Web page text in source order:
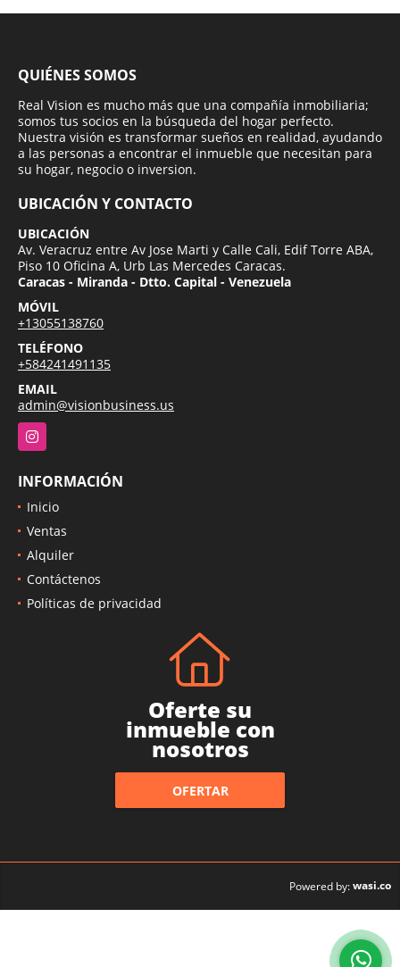
QUIÉNES SOMOS
Real Vision es mucho más que una compañía inmobiliaria;
somos tus socios en la búsqueda del hogar perfecto.
Nuestra visión es transformar sueños en realidad, ayudando
a las personas a encontrar el inmueble que necesitan para
su hogar, negocio o inversion.
UBICACIÓN Y CONTACTO
UBICACIÓN
Av. Veracruz entre Av Jose Marti y Calle Cali, Edif Torre ABA,
Piso 10 Oficina A, Urb Las Mercedes Caracas.
Caracas - Miranda - Dtto. Capital - Venezuela
MÓVIL
+13055138760
TELÉFONO
+584241491135
EMAIL
admin@visionbusiness.us
Instagram
INFORMACIÓN
Inicio
Ventas
Alquiler
Contáctenos
Políticas de privacidad
Oferte su
inmueble con
nosotros
OFERTAR
Powered by:wasi.co